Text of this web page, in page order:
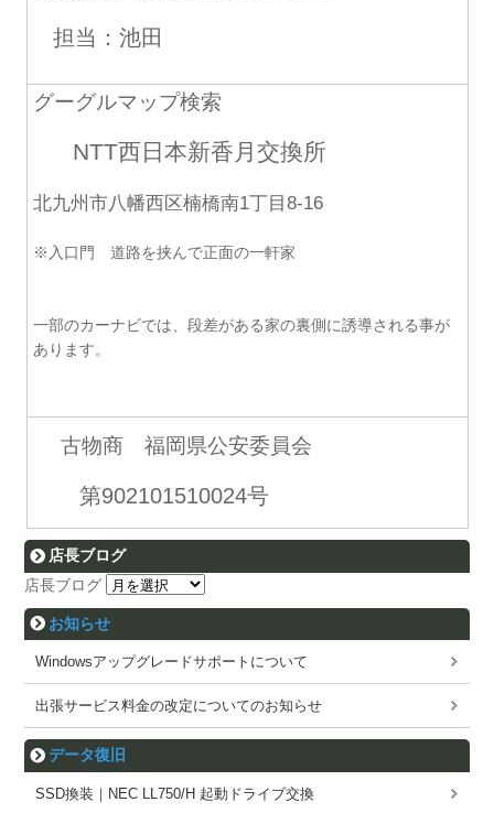
担当：池田
グーグルマップ検索
NTT西日本新香月交換所
北九州市八幡西区楠橋南1丁目8-16
※入口門 道路を挟んで正面の一軒家
一部のカーナビでは、段差がある家の裏側に誘導される事が
あります。
古物商 福岡県公安委員会
第902101510024号
店長ブログ
店長ブログ
お知らせ
Windowsアップグレードサポートについて
出張サービス料金の改定についてのお知らせ
データ復旧
SSD換装｜NEC LL750/H 起動ドライブ交換